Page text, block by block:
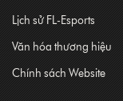
Lịch sử FL-Esports
Văn hóa thương hiệu
Chính sách Website